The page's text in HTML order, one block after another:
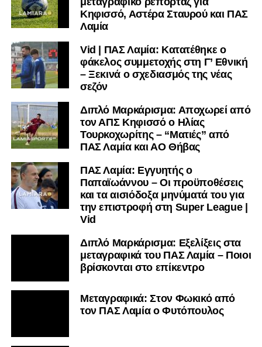
Κηφισσό, Αστέρα Σταυρού και ΠΑΣ
Λαμία
Vid | ΠΑΣ Λαμία: Κατατέθηκε ο
φάκελος συμμετοχής στη Γ’ Εθνική
– Ξεκινά ο σχεδιασμός της νέας
σεζόν
Διπλό Μαρκάρισμα: Αποχωρεί από
τον ΑΠΣ Κηφισσό ο Ηλίας
Τουρκοχωρίτης – “Ματιές” από
ΠΑΣ Λαμία και ΑΟ Θήβας
ΠΑΣ Λαμία: Εγγυητής ο
Παπαϊωάννου – Οι προϋποθέσεις
και τα αισιόδοξα μηνύματά του για
την επιστροφή στη Super League |
Vid
Διπλό Μαρκάρισμα: Εξελίξεις στα
μεταγραφικά του ΠΑΣ Λαμία – Ποιοι
βρίσκονται στο επίκεντρο
Μεταγραφικά: Στον Φωκικό από
τον ΠΑΣ Λαμία ο Φυτόπουλος